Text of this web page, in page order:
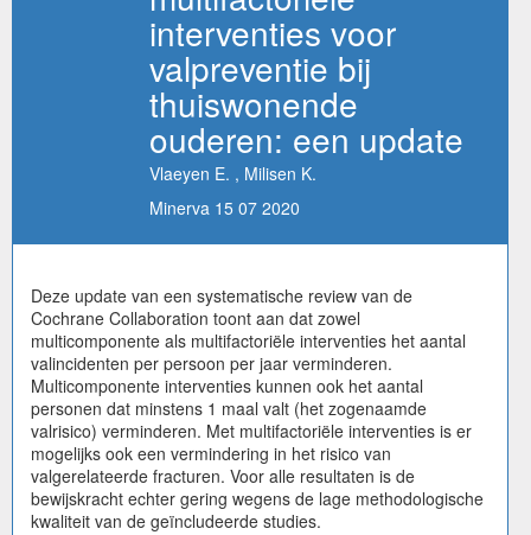
interventies voor
valpreventie bij
thuiswonende
ouderen: een update
Vlaeyen E. , Milisen K.
Minerva 15 07 2020
Deze update van een systematische review van de
Cochrane Collaboration toont aan dat zowel
multicomponente als multifactoriële interventies het aantal
valincidenten per persoon per jaar verminderen.
Multicomponente interventies kunnen ook het aantal
personen dat minstens 1 maal valt (het zogenaamde
valrisico) verminderen. Met multifactoriële interventies is er
mogelijks ook een vermindering in het risico van
valgerelateerde fracturen. Voor alle resultaten is de
bewijskracht echter gering wegens de lage methodologische
kwaliteit van de geïncludeerde studies.